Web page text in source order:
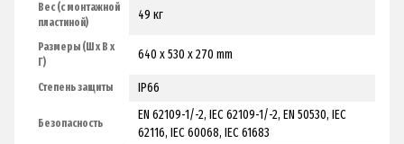
Вес (с монтажной
пластиной)
49 кг
Размеры (Ш x В x
Г)
640 x 530 x 270 mm
Степень защиты IP66
Безопасность
EN 62109-1/-2, IEC 62109-1/-2, EN 50530, IEC
62116, IEC 60068, IEC 61683